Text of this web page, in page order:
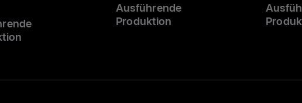
Ausführende
Produktion